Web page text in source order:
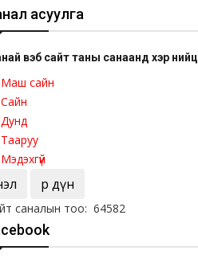
асуулга
вэб сайт таны санаанд хэр
Маш сайн
Сайн
Дунд
Тааруу
Мэдэхгүй
Үр дүн
саналын тоо: 64582